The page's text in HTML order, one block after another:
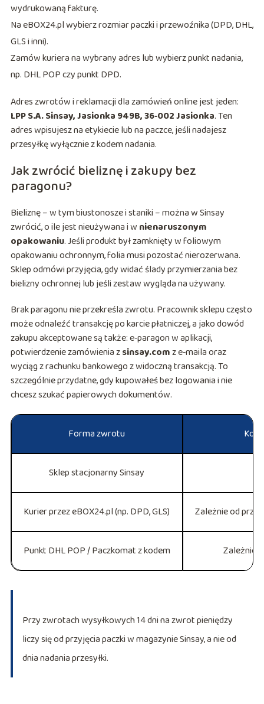
wydrukowaną fakturę.
Na eBOX24.pl wybierz rozmiar paczki i przewoźnika (DPD, DHL,
GLS i inni).
Zamów kuriera na wybrany adres lub wybierz punkt nadania,
np. DHL POP czy punkt DPD.
Adres zwrotów i reklamacji dla zamówień online jest jeden:
LPP S.A. Sinsay, Jasionka 949B, 36‑002 Jasionka. Ten
adres wpisujesz na etykiecie lub na paczce, jeśli nadajesz
przesyłkę wyłącznie z kodem nadania.
Jak zwrócić bieliznę i zakupy bez
paragonu?
Bieliznę – w tym biustonosze i staniki – można w Sinsay
zwrócić, o ile jest nieużywana i w nienaruszonym
opakowaniu. Jeśli produkt był zamknięty w foliowym
opakowaniu ochronnym, folia musi pozostać nierozerwana.
Sklep odmówi przyjęcia, gdy widać ślady przymierzania bez
bielizny ochronnej lub jeśli zestaw wygląda na używany.
Brak paragonu nie przekreśla zwrotu. Pracownik sklepu często
może odnaleźć transakcję po karcie płatniczej, a jako dowód
zakupu akceptowane są także: e‑paragon w aplikacji,
potwierdzenie zamówienia zsinsay.comz e‑maila oraz
wyciąg z rachunku bankowego z widoczną transakcją. To
szczególnie przydatne, gdy kupowałeś bez logowania i nie
chcesz szukać papierowych dokumentów.
Forma zwrotu
Sklep stacjonarny Sinsay
Kurier przez eBOX24.pl (np. DPD, GLS) Zależnie od
Punkt DHL POP / Paczkomat z kodem Zależnie
Przy zwrotach wysyłkowych 14 dni na zwrot pieniędzy
liczy się od przyjęcia paczki w magazynie Sinsay, a nie od
dnia nadania przesyłki.